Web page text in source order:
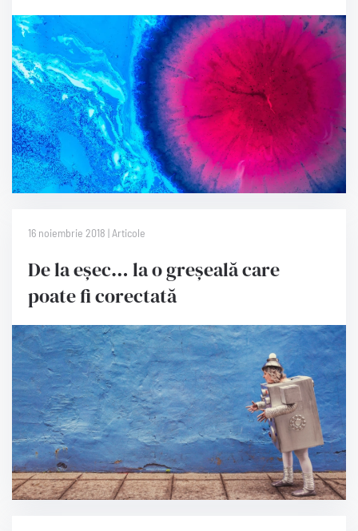
16 noiembrie 2018 | Articole
De la eșec… la o greșeală care
poate fi corectată